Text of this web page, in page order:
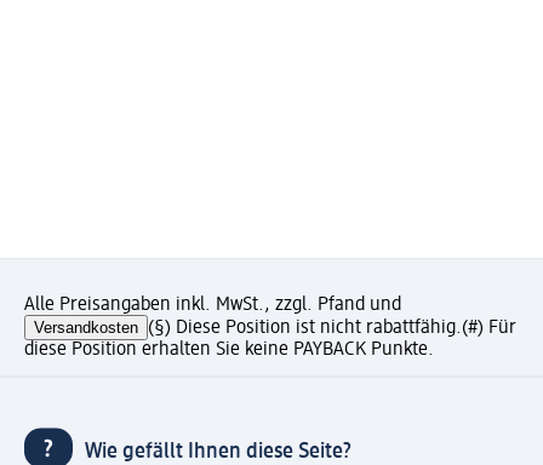
Alle Preisangaben inkl. MwSt., zzgl. Pfand und
Versandkosten (§) Diese Position ist nicht rabattfähig.(#) Für
diese Position erhalten Sie keine PAYBACK Punkte.
Wie gefällt Ihnen diese Seite?